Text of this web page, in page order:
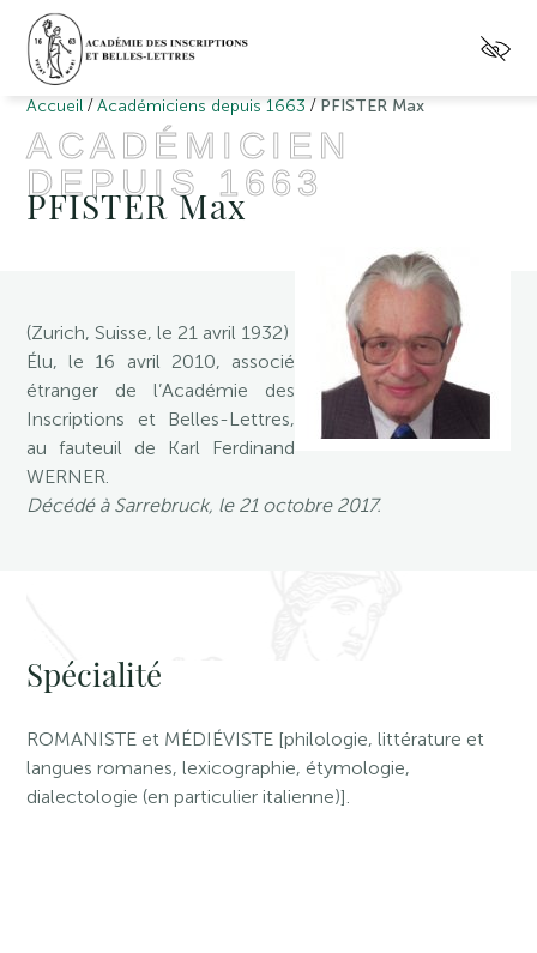
Accueil /Académiciens depuis 1663 / PFISTER Max
ACADÉMICIEN
DEPUIS 1663
PFISTER Max
(Zurich, Suisse, le 21 avril 1932)
Élu, le 16 avril 2010, associé
étranger de l’Académie des
Inscriptions et Belles-Lettres,
au fauteuil de Karl Ferdinand
WERNER.
Décédé à Sarrebruck, le 21 octobre 2017.
Spécialité
ROMANISTE et MÉDIÉVISTE [philologie, littérature et
langues romanes, lexicographie, étymologie,
dialectologie (en particulier italienne)].